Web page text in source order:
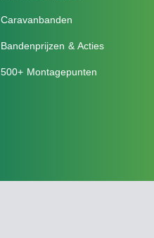
Caravanbanden
Bandenprijzen & Acties
500+ Montagepunten